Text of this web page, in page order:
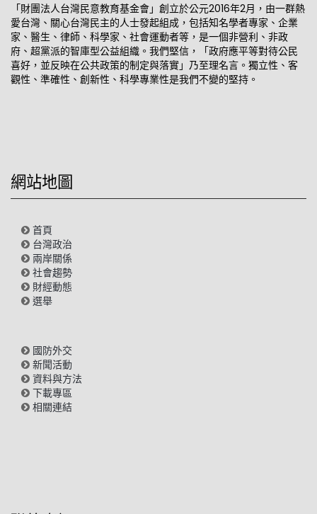
「財團法人台灣民意教育基金會」創立於公元2016年2月，由一群熱
愛台灣、關心台灣民主的人士發起組成，包括知名學者專家、企業
家、醫生、律師、科學家、社會運動者等，是一個非營利、非政
府、超黨派的智庫型公益組織。我們堅信，「政府應平等對待公民
喜好，並反映在公共政策的制定與落實」乃至理名言。獨立性、客
觀性、準確性、創新性、科學專業性是我們不變的堅持。
網站地圖
首頁
台灣政治
兩岸關係
社會趨勢
財經動態
選舉
國防外交
新聞活動
資料與方法
下載專區
相關連結